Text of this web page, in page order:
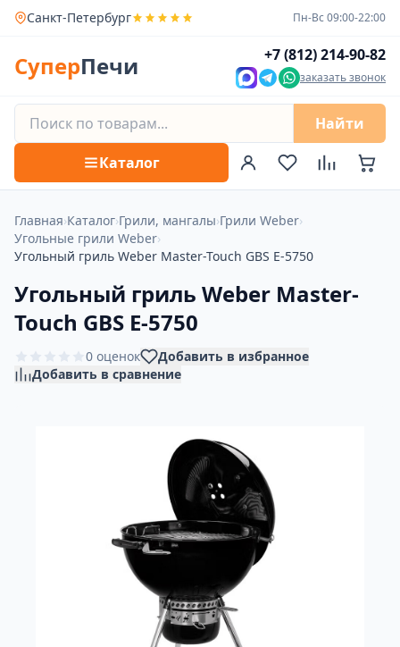
Санкт-Петербург Пн-Вс 09:00-22:00
СуперПечи +7 (812) 214-90-82
заказать звонок
Найти
Каталог
Главная›Каталог›Грили, мангалы›Грили Weber›
Угольные грили Weber›
Угольный гриль Weber Master-Touch GBS E-5750
Угольный гриль Weber Master-
Touch GBS E-5750
0 оценок
Добавить в избранное
Добавить в сравнение